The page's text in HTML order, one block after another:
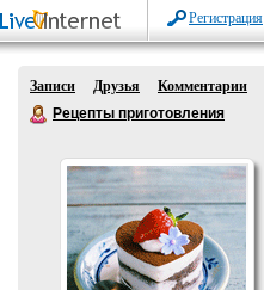
Регистрация
Записи Друзья
Комментарии
Рецепты приготовления